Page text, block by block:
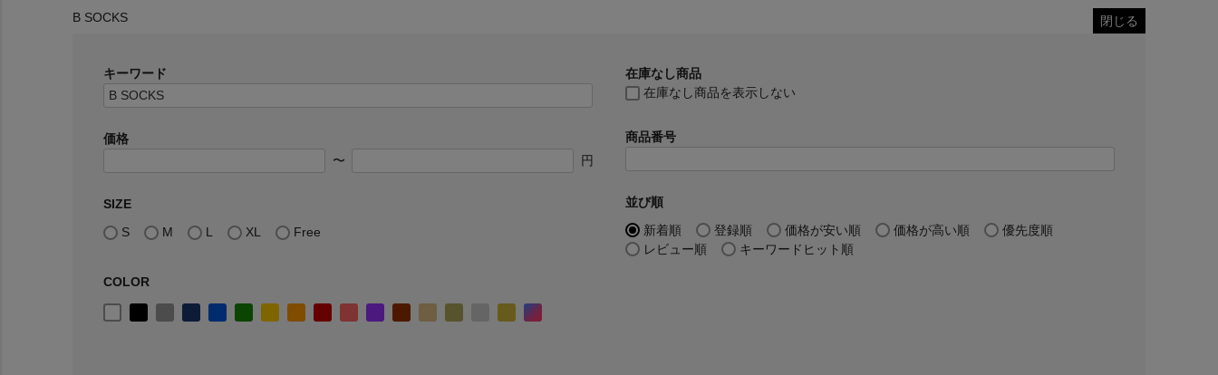
B SOCKS 閉じる
キーワード
価格
〜
円
SIZE
S
M L XL Free
COLOR
在庫なし商品
在庫なし商品を表示しない
商品番号
並び順
新着順
登録順 価格が安い順 価格が高い順
優先度順
レビュー順
キーワードヒット順